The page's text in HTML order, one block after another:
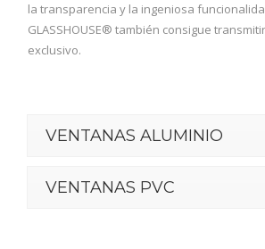
la transparencia y la ingeniosa
GLASSHOUSE® también consigue
exclusivo.
VENTANAS ALUMINIO
VENTANAS PVC